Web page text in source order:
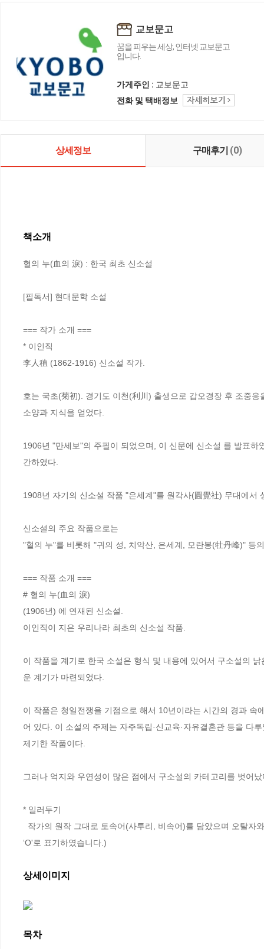
교보문고
꿈을 피우는 세상, 인터넷 교보문고
입니다.
가게주인 : 교보문고
전화 및 택배정보
상세정보 구매후기 (0)
책소개
혈의 누(血의 淚) : 한국 최초 신소설
[필독서] 현대문학 소설
=== 작가 소개 ===
* 이인직
李人稙 (1862-1916) 신소설 작가.
호는 국초(菊初). 경기도 이천(利川) 출생으로 갑오경장 후 조중
소양과 지식을 얻었다.
1906년 "만세보"의 주필이 되었으며, 이 신문에 신소설 를 발표
간하였다.
1908년 자기의 신소설 작품 "은세계"를 원각사(圓覺社) 무대에
신소설의 주요 작품으로는
"혈의 누"를 비롯해 "귀의 성, 치악산, 은세계, 모란봉(牡丹峰)" 등
=== 작품 소개 ===
# 혈의 누(血의 淚)
(1906년) 에 연재된 신소설.
이인직이 지은 우리나라 최초의 신소설 작품.
이 작품을 계기로 한국 소설은 형식 및 내용에 있어서 구소설의
운 계기가 마련되었다.
이 작품은 청일전쟁을 기점으로 해서 10년이라는 시간의 경과
어 있다. 이 소설의 주제는 자주독립·신교육·자유결혼관 등을 다
제기한 작품이다.
그러나 억지와 우연성이 많은 점에서 구소설의 카테고리를 벗어
* 일러두기
‘O'로 표기하였습니다.)
상세이미지
목차